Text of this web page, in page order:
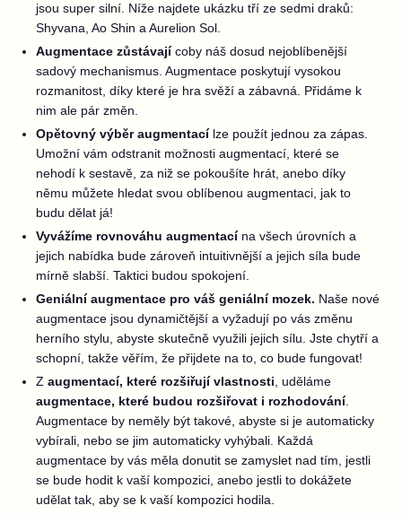
jsou super silní. Níže najdete ukázku tří ze sedmi draků:
Shyvana, Ao Shin a Aurelion Sol.
Augmentace zůstávajícoby náš dosud nejoblíbenější
sadový mechanismus. Augmentace poskytují vysokou
rozmanitost, díky které je hra svěží a zábavná. Přidáme k
nim ale pár změn.
Opětovný výběr augmentacílze použít jednou za zápas.
Umožní vám odstranit možnosti augmentací, které se
nehodí k sestavě, za niž se pokoušíte hrát, anebo díky
němu můžete hledat svou oblíbenou augmentaci, jak to
budu dělat já!
Vyvážíme rovnováhu augmentacína všech úrovních a
jejich nabídka bude zároveň intuitivnější a jejich síla bude
mírně slabší. Taktici budou spokojení.
Geniální augmentace pro váš geniální mozek. Naše nové
augmentace jsou dynamičtější a vyžadují po vás změnu
herního stylu, abyste skutečně využili jejich sílu. Jste chytří a
schopní, takže věřím, že přijdete na to, co bude fungovat!
Z augmentací, které rozšiřují vlastnosti , uděláme
augmentace, které budou rozšiřovat i rozhodování.
Augmentace by neměly být takové, abyste si je automaticky
vybírali, nebo se jim automaticky vyhýbali. Každá
augmentace by vás měla donutit se zamyslet nad tím, jestli
se bude hodit k vaší kompozici, anebo jestli to dokážete
udělat tak, aby se k vaší kompozici hodila.